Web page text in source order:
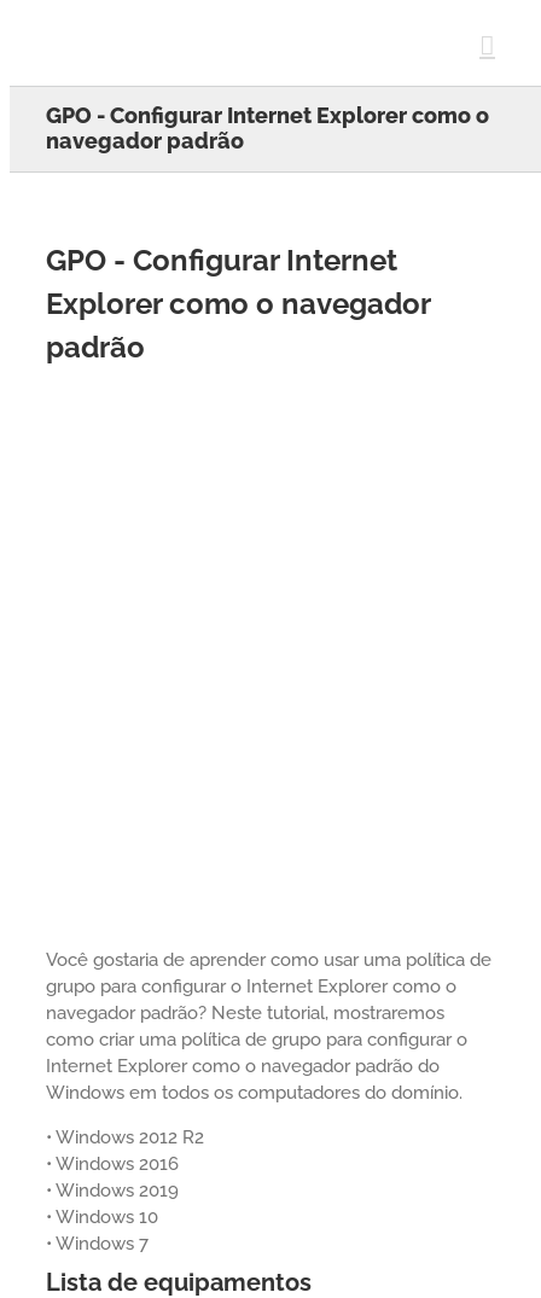
GPO - Configurar Internet Explorer como o
navegador padrão
GPO - Configurar Internet
Explorer como o navegador
padrão
Você gostaria de aprender como usar uma política de
grupo para configurar o Internet Explorer como o
navegador padrão? Neste tutorial, mostraremos
como criar uma política de grupo para configurar o
Internet Explorer como o navegador padrão do
Windows em todos os computadores do domínio.
• Windows 2012 R2
• Windows 2016
• Windows 2019
• Windows 10
• Windows 7
Lista de equipamentos